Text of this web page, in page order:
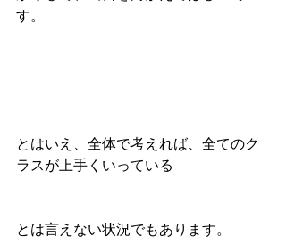
す。
とはいえ、全体で考えれば、全てのク
ラスが上手くいっている
とは言えない状況でもあります。